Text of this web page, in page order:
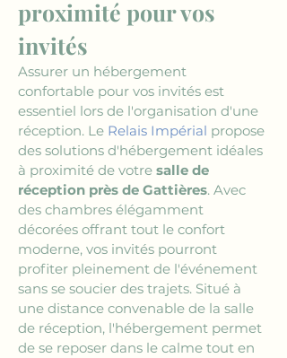
proximité pour vos
invités
Assurer un hébergement
confortable pour vos invités est
essentiel lors de l'organisation d'une
réception. Le Relais Impérial propose
des solutions d'hébergement idéales
à proximité de votre salle de
réception près de Gattières. Avec
des chambres élégamment
décorées offrant tout le confort
moderne, vos invités pourront
profiter pleinement de l'événement
sans se soucier des trajets. Situé à
une distance convenable de la salle
de réception, l'hébergement permet
de se reposer dans le calme tout en